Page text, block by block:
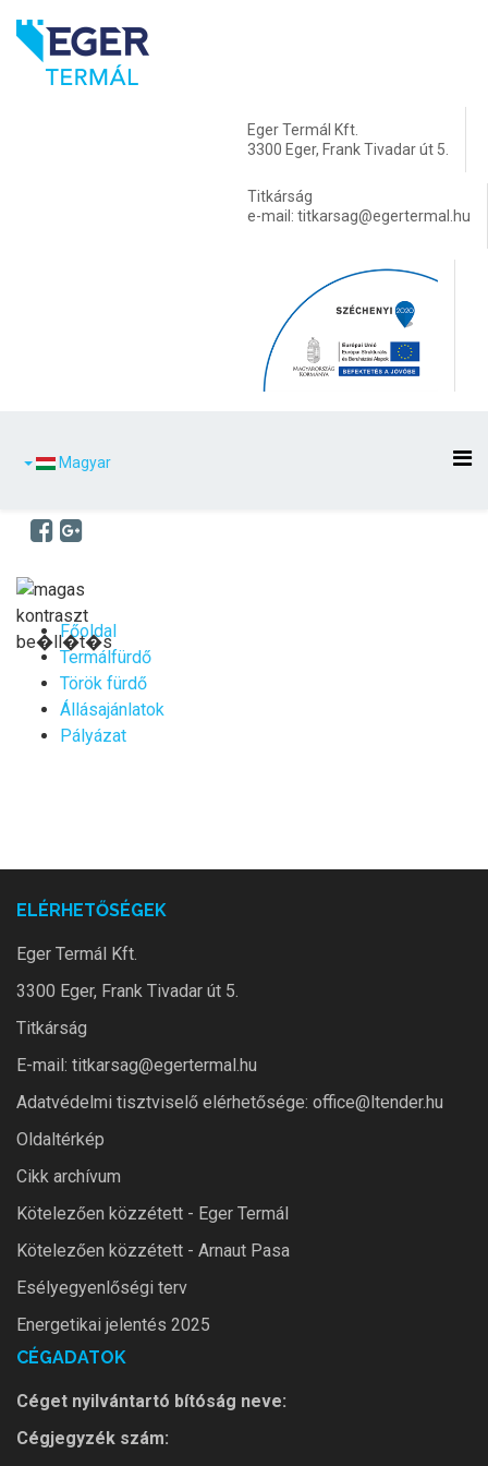
Eger Termál Kft.
3300 Eger, Frank Tivadar út 5.
Titkárság
e-mail: titkarsag@egertermal.hu
Magyar
Főoldal
Termálfürdő
Török fürdő
Állásajánlatok
Pályázat
ELÉRHETŐSÉGEK
Eger Termál Kft.
3300 Eger, Frank Tivadar út 5.
Titkárság
E-mail: titkarsag@egertermal.hu
Adatvédelmi tisztviselő elérhetősége: office@ltender.hu
Oldaltérkép
Cikk archívum
Kötelezően közzétett - Eger Termál
Kötelezően közzétett - Arnaut Pasa
Esélyegyenlőségi terv
Energetikai jelentés 2025
CÉGADATOK
Céget nyilvántartó bítóság neve:
Cégjegyzék szám: